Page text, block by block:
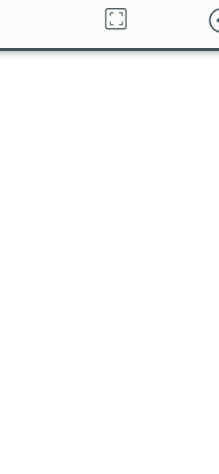
kvinder 1890